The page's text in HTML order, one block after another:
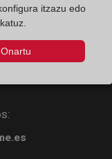
itzazu edo
Onartu